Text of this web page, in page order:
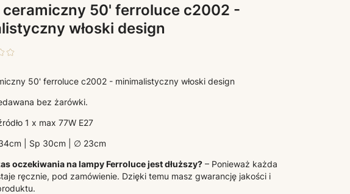
50' ferroluce c2002 -
włoski design
50' ferroluce c2002 - minimalistyczny włoski design
bez żarówki.
1 x max 77W E27
| Sp 30cm | ∅ 23cm
oczekiwania na lampy Ferroluce jest dłuższy? – Ponieważ każda
ręcznie, pod zamówienie. Dzięki temu masz gwarancję jakości i